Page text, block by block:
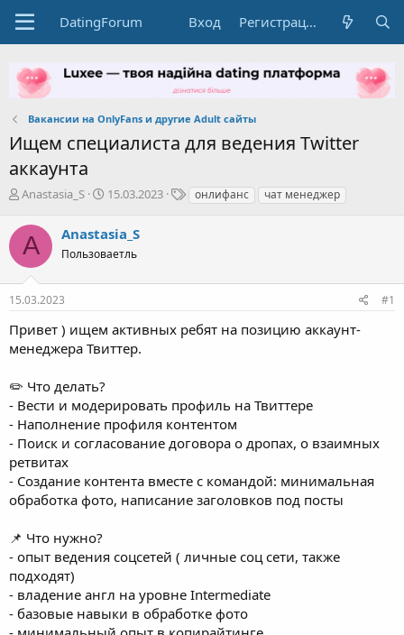
DatingForum Вход Регистрация
Вакансии на OnlyFans и другие Adult сайты
Ищем специалиста для ведения Twitter
аккаунта
А
т
о
р
м
Anastasia_S
Д
а
н
а
15.03.2023
Тонлифанс чат менеджер
A Anastasia_S
Пользоваетль
15.03.2023 #1
Привет ) ищем активных ребят на позицию аккаунт-
менеджера Твиттер.
✏️ Что делать?
- Вести и модерировать профиль на Твиттере
- Наполнение профиля контентом
- Поиск и согласование договора о дропах, о взаимных
ретвитах
- Создание контента вместе с командой: минимальная
обработка фото, написание заголовков под посты
📌 Что нужно?
- опыт ведения соцсетей ( личные соц сети, также
подходят)
- владение англ на уровне Intermediate
- базовые навыки в обработке фото